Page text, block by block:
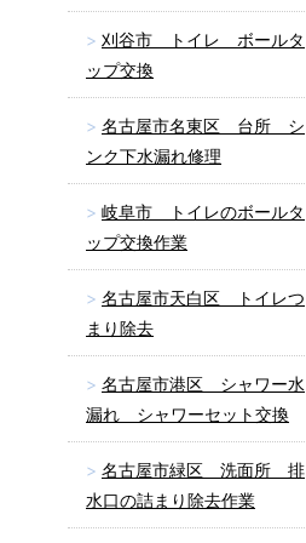
刈谷市 トイレ ボールタ
ップ交換
名古屋市名東区 台所 シ
ンク下水漏れ修理
岐阜市 トイレのボールタ
ップ交換作業
名古屋市天白区 トイレつ
まり除去
名古屋市港区 シャワー水
漏れ シャワーセット交換
名古屋市緑区 洗面所 排
水口の詰まり除去作業